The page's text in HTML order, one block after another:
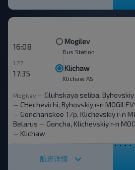
16:08
Mogilev
Bus Station
1 27
17:35
Klichaw
Klichaw AS
Mogilev — Gluhskaya seliba, Byhovskiy
— CHechevichi, Byhovskiy r-n
— Gonchanskoe T/p, Klichevskiy r-n
Belarus — Goncha, Klichevskiy r-n
— Klichaw
航班详情